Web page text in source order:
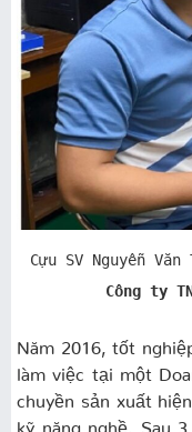
Cựu SV Nguyễn
Công ty
Năm 2016, tốt
làm việc tại một
chuyền sản xuất
kỹ năng nghề. Sau